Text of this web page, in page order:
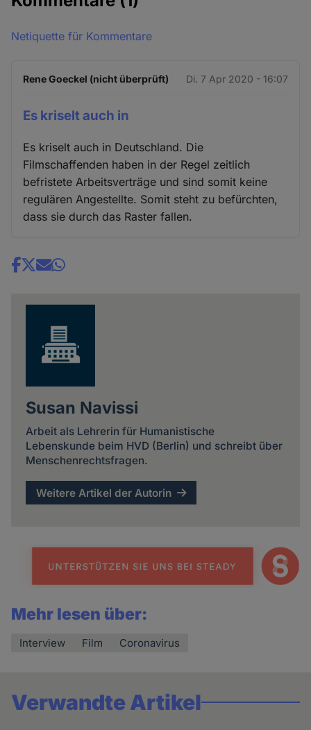
Netiquette für Kommentare
Rene Goeckel (nicht überprüft) Di. 7 Apr 2020 - 16:07
Es kriselt auch in
Es kriselt auch in Deutschland. Die
Filmschaffenden haben in der Regel zeitlich
befristete Arbeitsverträge und sind somit keine
regulären Angestellte. Somit steht zu befürchten,
dass sie durch das Raster fallen.
Share
Susan Navissi
Arbeit als Lehrerin für Humanistische
Lebenskunde beim HVD (Berlin) und schreibt über
Menschenrechtsfragen.
Weitere Artikel der Autorin
Mehr lesen über:
Interview Film Coronavirus
Verwandte Artikel